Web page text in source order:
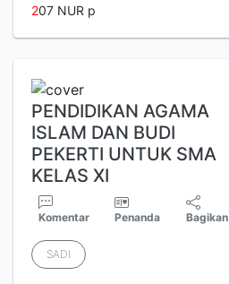
207 NUR p
PENDIDIKAN AGAMA
ISLAM DAN BUDI
PEKERTI UNTUK SMA
KELAS XI
Komentar Penanda Bagikan
SADI